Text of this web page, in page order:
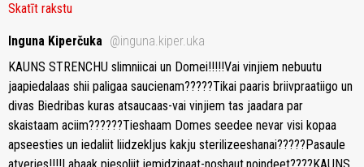
Skatīt rakstu
Inguna Kiperčuka @inguna.kiper.uka
KAUNS STRENCHU slimniicai un Domei!!!!!Vai vinjiem nebuutu
jaapiedalaas shii paligaa saucienam?????Tikai paaris briivpraatiigo un
divas Biedribas kuras atsaucaas-vai vinjiem tas jaadara par
skaistaam aciim??????Tieshaam Domes seedee nevar visi kopaa
apseesties un iedaliit liidzekljus kakju sterilizeeshanai?????Pasaule